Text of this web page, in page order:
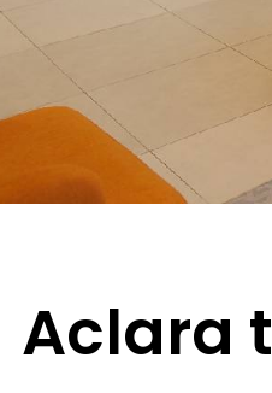
Aclara